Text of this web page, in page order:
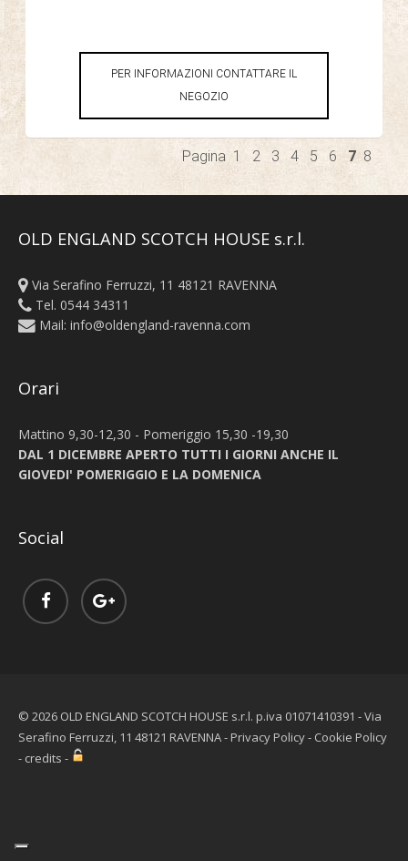
PER INFORMAZIONI CONTATTARE IL
NEGOZIO
Pagina 1 2 3 4 5 6 7 8
OLD ENGLAND SCOTCH HOUSE s.r.l.
Via Serafino Ferruzzi, 11 48121 RAVENNA
Tel. 0544 34311
Mail: info@oldengland-ravenna.com
Orari
Mattino 9,30-12,30 - Pomeriggio 15,30 -19,30
DAL 1 DICEMBRE APERTO TUTTI I GIORNI ANCHE IL
GIOVEDI' POMERIGGIO E LA DOMENICA
Social
© 2026 OLD ENGLAND SCOTCH HOUSE s.r.l. p.iva 01071410391 - Via
Serafino Ferruzzi, 11 48121 RAVENNA - Privacy Policy- Cookie Policy
- credits -